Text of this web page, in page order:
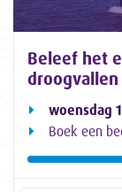
Beleef het
woensdag
Boek een